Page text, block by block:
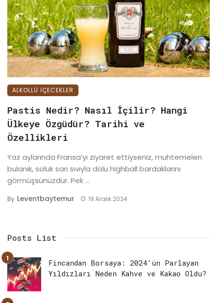
ALKOLLÜ IÇECEKLER
Pastis Nedir? Nasıl İçilir? Hangi
Ülkeye Özgüdür? Tarihi ve
Özellikleri
Yaz aylarında Fransa’yı ziyaret ettiyseniz, muhtemelen
bulanık, soluk sarı sıvıyla dolu highball bardaklarını
görmüşsünüzdür. Pek ...
By Leventbaytemur 19 Aralık 2024
Posts List
Fincandan Borsaya: 2024’ün Parlayan
Yıldızları Neden Kahve ve Kakao Oldu?